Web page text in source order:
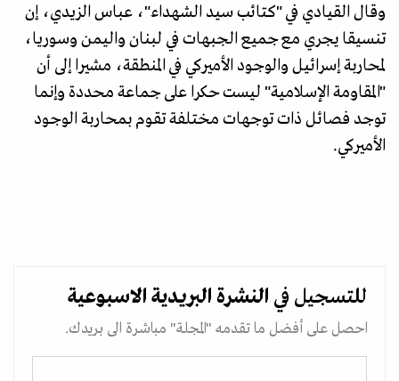
وقال القيادي في "كتائب سيد الشهداء"، عباس الزيدي، إن
تنسيقا يجري مع جميع الجبهات في لبنان واليمن وسوريا،
لمحاربة إسرائيل والوجود الأميركي في المنطقة، مشيرا إلى أن
"المقاومة الإسلامية" ليست حكرا على جماعة محددة وإنما
توجد فصائل ذات توجهات مختلفة تقوم بمحاربة الوجود
الأميركي.
للتسجيل في النشرة البريدية الاسبوعية
احصل على أفضل ما تقدمه "المجلة" مباشرة الى بريدك.